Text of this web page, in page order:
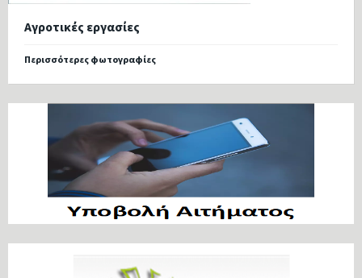
Αγροτικές εργασίες
Περισσότερες φωτογραφίες